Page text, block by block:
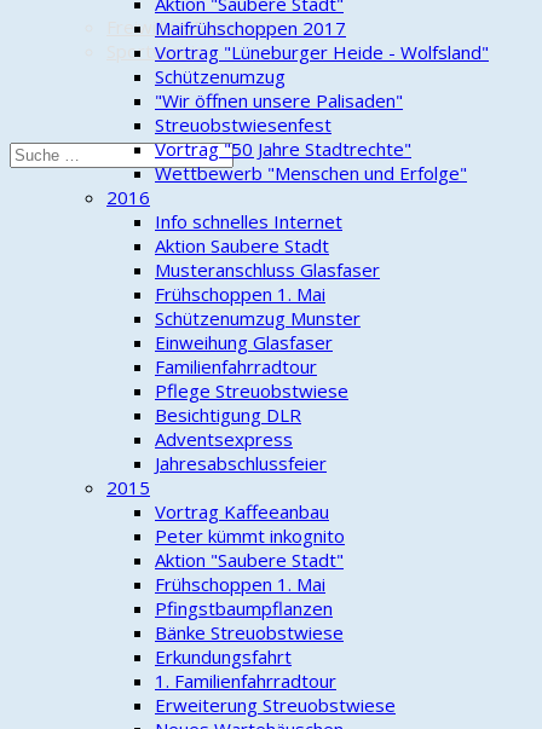
Freiwillige Feuerwehr
Sportverein
Maifrühschoppen 2017
Vortrag "Lüneburger Heide - Wolfsland"
Schützenumzug
"Wir öffnen unsere Palisaden"
Streuobstwiesenfest
Vortrag "50 Jahre Stadtrechte"
Wettbewerb "Menschen und Erfolge"
2016
Info schnelles Internet
Aktion Saubere Stadt
Musteranschluss Glasfaser
Frühschoppen 1. Mai
Schützenumzug Munster
Einweihung Glasfaser
Familienfahrradtour
Pflege Streuobstwiese
Besichtigung DLR
Adventsexpress
Jahresabschlussfeier
2015
Vortrag Kaffeeanbau
Peter kümmt inkognito
Aktion "Saubere Stadt"
Frühschoppen 1. Mai
Pfingstbaumpflanzen
Bänke Streuobstwiese
Erkundungsfahrt
1. Familienfahrradtour
Erweiterung Streuobstwiese